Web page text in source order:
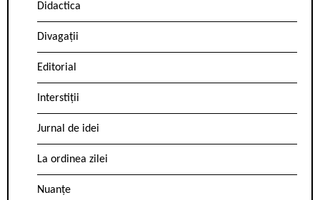
Didactica
Divagații
Editorial
Interstiții
Jurnal de idei
La ordinea zilei
Nuanțe